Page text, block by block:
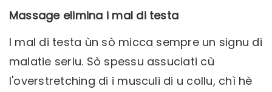
Massage elimina i mal di testa
I mal di testa ùn sò micca sempre un signu di
malatie seriu. Sò spessu assuciati cù
l'overstretching di i musculi di u collu, chì hè